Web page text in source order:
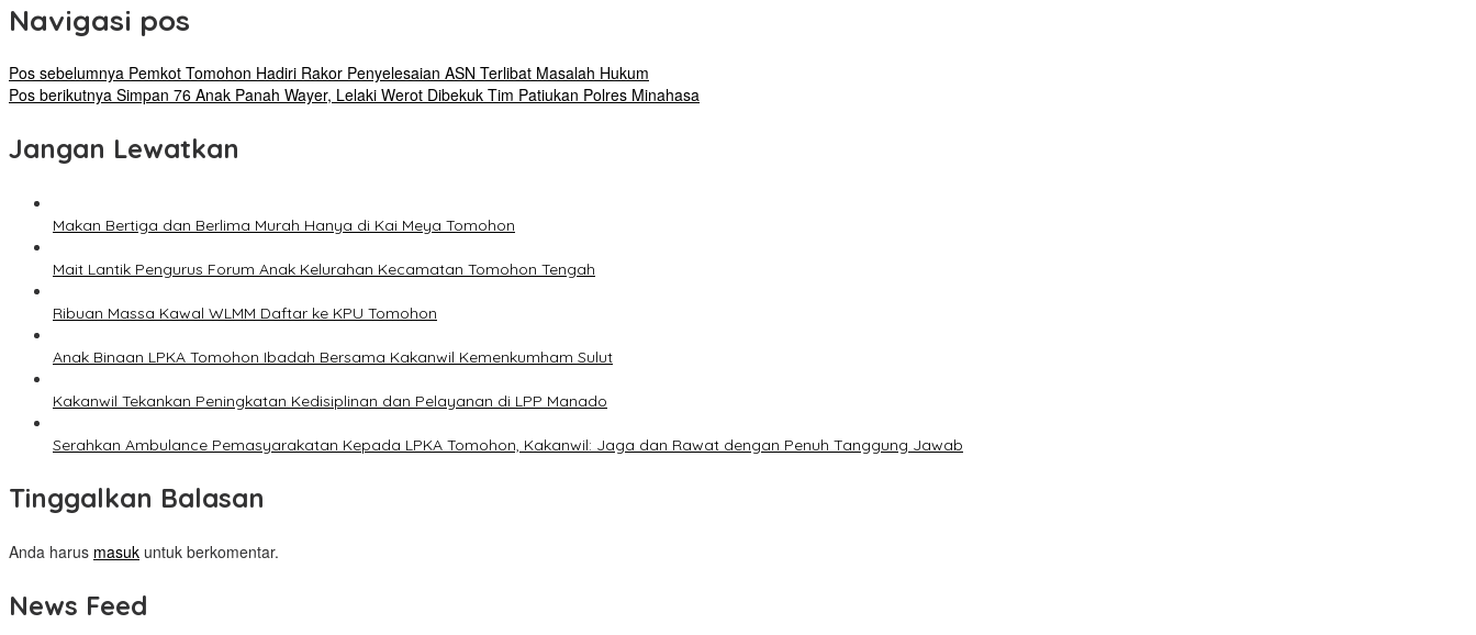
Navigasi pos
Pos sebelumnya Pemkot Tomohon Hadiri Rakor Penyelesaian ASN Terlibat Masalah Hukum
Pos berikutnya Simpan 76 Anak Panah Wayer, Lelaki Werot Dibekuk Tim Patiukan Polres Minahasa
Jangan Lewatkan
Makan Bertiga dan Berlima Murah Hanya di Kai Meya Tomohon
Mait Lantik Pengurus Forum Anak Kelurahan Kecamatan Tomohon Tengah
Ribuan Massa Kawal WLMM Daftar ke KPU Tomohon
Anak Binaan LPKA Tomohon Ibadah Bersama Kakanwil Kemenkumham Sulut
Kakanwil Tekankan Peningkatan Kedisiplinan dan Pelayanan di LPP Manado
Serahkan Ambulance Pemasyarakatan Kepada LPKA Tomohon, Kakanwil: Jaga dan Rawat dengan Penuh Tanggung Jawab
Tinggalkan Balasan
Anda harus masuk untuk berkomentar.
News Feed